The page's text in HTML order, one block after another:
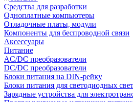
Средства для разработки
Одноплатные компьютеры
Отладочные платы, модули
Компоненты для беспроводной связи
Аксессуары
Питание
AC/DC преобразователи
DC/DC преобразователи
Блоки питания на DIN-рейку
Блоки питания для светодиодных
Зарядные устройства для